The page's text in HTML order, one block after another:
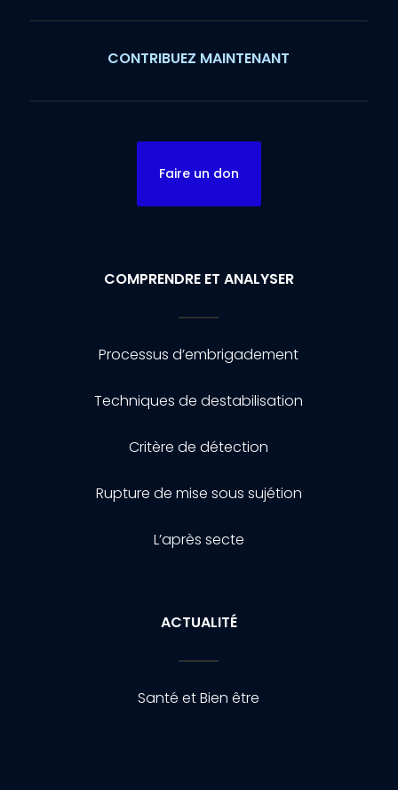
CONTRIBUEZ MAINTENANT
Faire un don
COMPRENDRE ET ANALYSER
Processus d’embrigadement
Techniques de destabilisation
Critère de détection
Rupture de mise sous sujétion
L’après secte
ACTUALITÉ
Santé et Bien être